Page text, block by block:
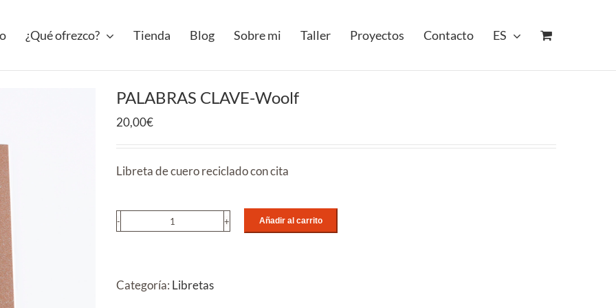
¿Qué ofrezco? Tienda Blog Sobre mi Taller Proyectos Contacto ES
PALABRAS CLAVE-Woolf
20,00€
Libreta de cuero reciclado con cita
PALABRAS
cantidad
Añadir al carrito
Categoría: Libretas